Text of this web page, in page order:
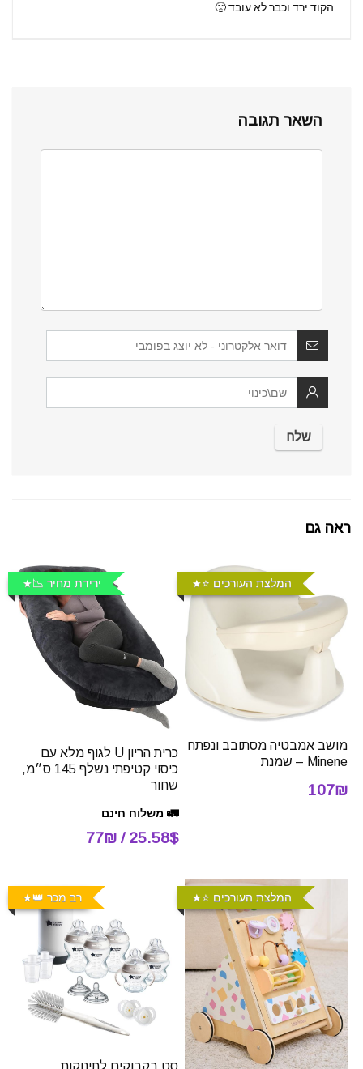
הקוד ירד וכבר לא עובד 🙁
השאר תגובה
ראה גם
המלצת העורכים ⭐️
מושב אמבטיה מסתובב ונפתח
Minene – שמנת
107₪
ירידת מחיר 📉
כרית הריון U לגוף מלא עם
כיסוי קטיפתי נשלף 145 ס״מ,
שחור
🚛 משלוח חינם
25.58$ / 77₪
המלצת העורכים ⭐️ רב מכר 👑
סט בקבוקים לתינוקות